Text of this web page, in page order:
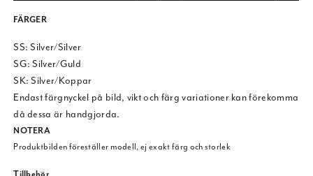
FÄRGER
SS: Silver/Silver
SG: Silver/Guld
SK: Silver/Koppar
Endast färgnyckel på bild, vikt och färg variationer kan förekomma
då dessa är handgjorda.
NOTERA
Produktbilden föreställer modell, ej exakt färg och storlek